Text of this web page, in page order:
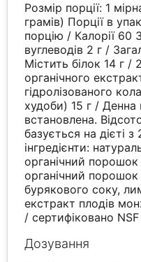
Розмір порції: 1
грамів) Порції в
порцію / Калорії 60
вуглеводів 2 г /
Містить білок 14 г /
органічного
гідролізованого
худоби) 15 г /
встановлена.
базується на дієті з
інгредієнти:
органічний порошок
органічний
бурякового соку,
екстракт плодів
/ сертифіковано
Дозування